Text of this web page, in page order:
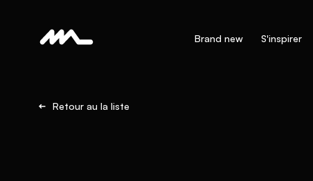
Brand new S'inspirer
Retour au la liste